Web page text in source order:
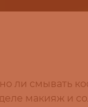
ли смывать
макияж и